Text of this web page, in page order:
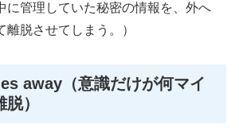
に管理していた秘密の情報を、外へ
離脱させてしまう。）
away（意識だけが何マイ
）